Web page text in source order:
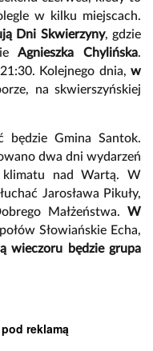
w kilku miejscach.
Dni Skwierzyny, gdzie
Agnieszka Chylińska.
Kolejnego dnia, w
na skwierszyńskiej
będzie Gmina Santok.
dwa dni wydarzeń
klimatu nad Wartą. W
Jarosława Pikuły,
Małżeństwa. W
Słowiańskie Echa,
wieczoru będzie grupa
reklamą